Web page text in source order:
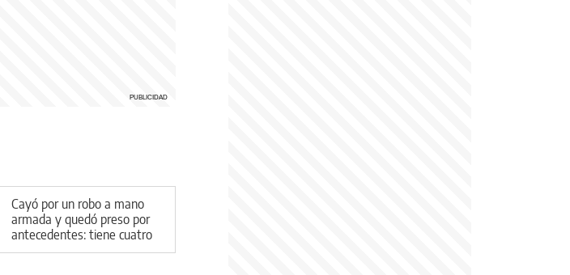
Cayó por un robo a mano
armada y quedó preso por
antecedentes: tiene cuatro
causas abiertas